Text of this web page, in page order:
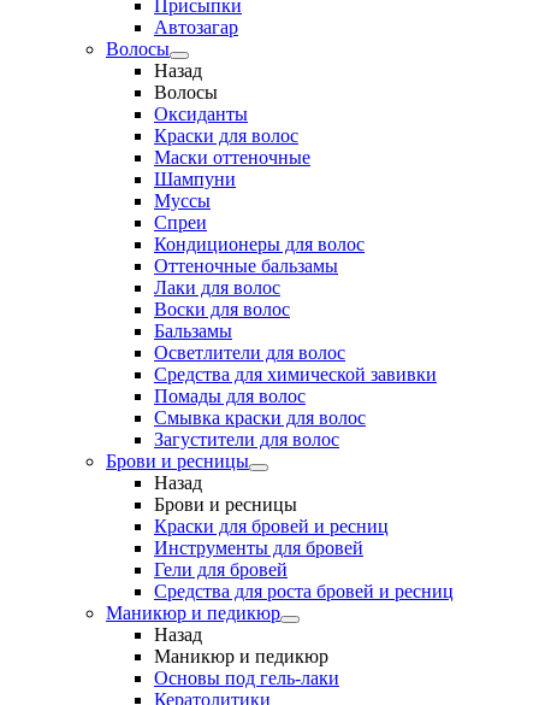
Присыпки
Автозагар
Волосы
Назад
Волосы
Оксиданты
Краски для волос
Маски оттеночные
Шампуни
Муссы
Спреи
Кондиционеры для волос
Оттеночные бальзамы
Лаки для волос
Воски для волос
Бальзамы
Осветлители для волос
Средства для химической завивки
Помады для волос
Смывка краски для волос
Загустители для волос
Брови и ресницы
Назад
Брови и ресницы
Краски для бровей и ресниц
Инструменты для бровей
Гели для бровей
Средства для роста бровей и ресниц
Маникюр и педикюр
Назад
Маникюр и педикюр
Основы под гель-лаки
Кератолитики